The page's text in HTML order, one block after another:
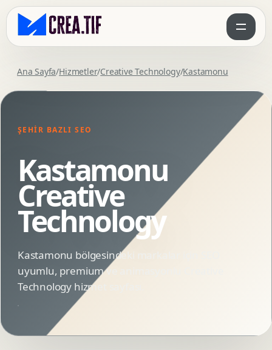
Ana Sayfa/Hizmetler/Creative Technology/Kastamonu
ŞEHIR BAZLI SEO
Kastamonu
Creative
Technology
Kastamonu bölgesindeki markalar için SEO
uyumlu, premium ve animasyonlu Creative
Technology hizmet sayfası.